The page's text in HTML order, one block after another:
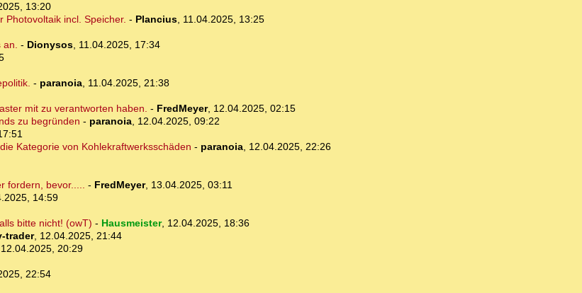
13:20
Photovoltaik incl. Speicher. - Plancius, 11.04.2025, 13:25
an. - Dionysos, 11.04.2025, 17:34
- paranoia, 11.04.2025, 21:38
mit zu verantworten haben. - FredMeyer, 12.04.2025, 02:15
zu begründen - paranoia, 12.04.2025, 09:22
Kategorie von Kohlekraftwerksschäden - paranoia, 12.04.2025, 22:26
fordern, bevor..... - FredMeyer, 13.04.2025, 03:11
14:59
bitte nicht! (owT) - Hausmeister, 12.04.2025, 18:36
trader, 12.04.2025, 21:44
12.04.2025, 20:29
22:54